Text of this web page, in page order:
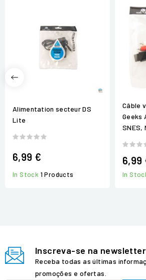
Alimentation secteur DS
Lite
6,99 €
In Stock 1 Products
Câble
Geeks
SNES,
6,99
In
Inscreva-se na
Receba todas as últimas
promoções e ofertas.